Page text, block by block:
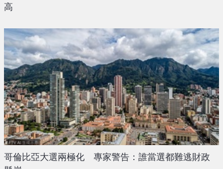
高
哥倫比亞大選兩極化 專家警告：誰當選都難逃財政